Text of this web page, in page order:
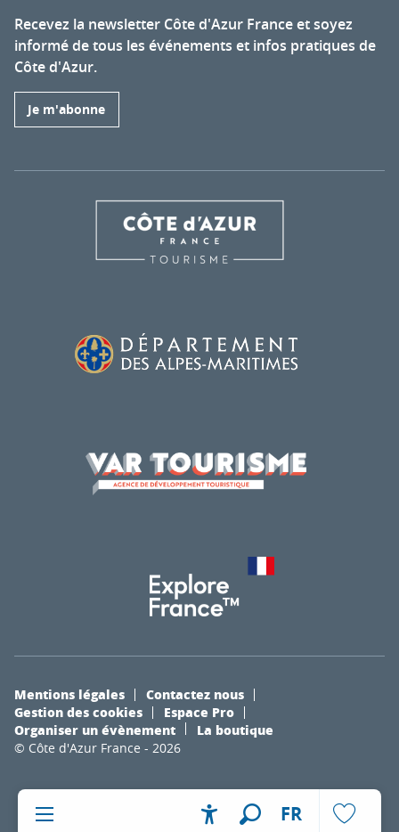
FR
Recevez la newsletter Côte d'Azur France et soyez
informé de tous les événements et infos pratiques de
Côte d'Azur.
Je m'abonne
© Côte d'Azur France - 2026
Mentions légales
Contactez nous
Gestion des cookies
Espace Pro
Organiser un évènement
La boutique